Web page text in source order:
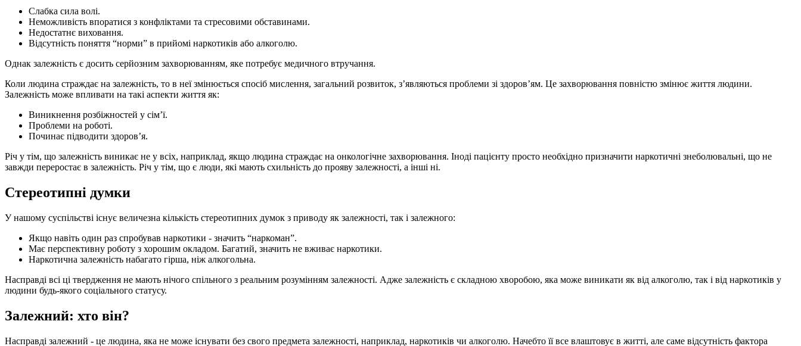
Слабка сила волі.
Неможливість впоратися з конфліктами та стресовими обставинами.
Недостатнє виховання.
Відсутність поняття “норми” в прийомі наркотиків або алкоголю.
Однак залежність є досить серйозним захворюванням, яке потребує медичного втручання.
Коли людина страждає на залежність, то в неї змінюється спосіб мислення, загальний розвиток, з’являються проблеми зі здоров’ям. Це захворювання повністю змінює життя людини.
Залежність може впливати на такі аспекти життя як:
Виникнення розбіжностей у сім’ї.
Проблеми на роботі.
Починає підводити здоров’я.
Річ у тім, що залежність виникає не у всіх, наприклад, якщо людина страждає на онкологічне захворювання. Іноді пацієнту просто необхідно призначити наркотичні знеболювальні, що не
завжди переростає в залежність. Річ у тім, що є люди, які мають схильність до прояву залежності, а інші ні.
Стереотипні думки
У нашому суспільстві існує величезна кількість стереотипних думок з приводу як залежності, так і залежного:
Якщо навіть один раз спробував наркотики - значить “наркоман”.
Має перспективну роботу з хорошим окладом. Багатий, значить не вживає наркотики.
Наркотична залежність набагато гірша, ніж алкогольна.
Насправді всі ці твердження не мають нічого спільного з реальним розумінням залежності. Адже залежність є складною хворобою, яка може виникати як від алкоголю, так і від наркотиків у
людини будь-якого соціального статусу.
Залежний: хто він?
Насправді залежний - це людина, яка не може існувати без свого предмета залежності, наприклад, наркотиків чи алкоголю. Начебто її все влаштовує в житті, але саме відсутність фактора